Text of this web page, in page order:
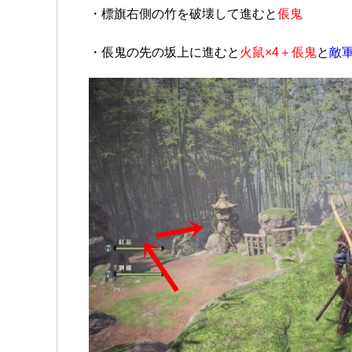
・標旗右側の竹を破壊して進むと倀鬼
・倀鬼の先の坂上に進むと 火鼠×4＋倀鬼と敵